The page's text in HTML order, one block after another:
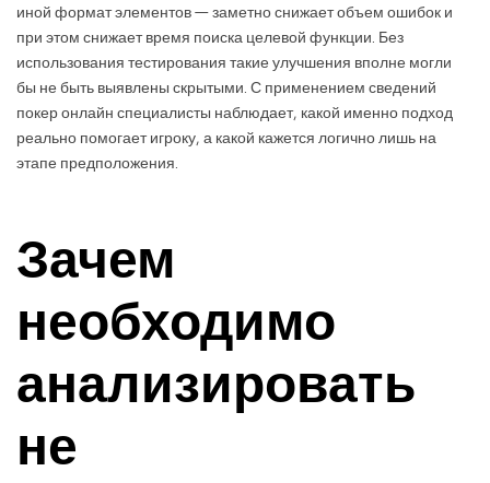
иной формат элементов — заметно снижает объем ошибок и
при этом снижает время поиска целевой функции. Без
использования тестирования такие улучшения вполне могли
бы не быть выявлены скрытыми. С применением сведений
покер онлайн специалисты наблюдает, какой именно подход
реально помогает игроку, а какой кажется логично лишь на
этапе предположения.
Зачем
необходимо
анализировать
не